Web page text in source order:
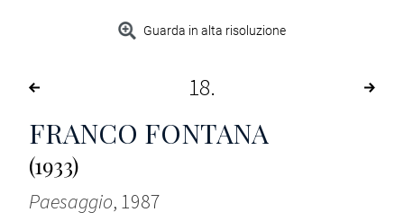
Guarda in alta risoluzione
18
FRANCO FONTANA
(1933)
Paesaggio, 1987